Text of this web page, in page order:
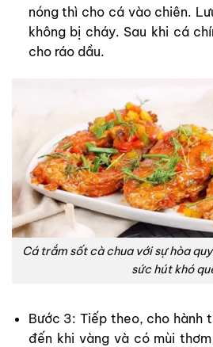
nóng thì cho cá vào chiên.
không bị cháy. Sau khi cá
cho ráo dầu.
Cá trắm sốt cà chua với sự hòa
sức hút khó
Bước 3: Tiếp theo, cho hành
đến khi vàng và có mùi